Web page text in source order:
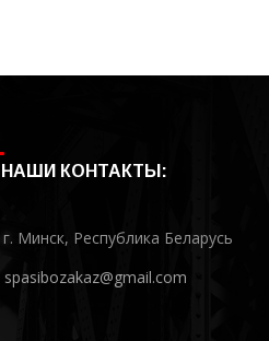
НАШИ КОНТАКТЫ:
г. Минск, Республика Беларусь
spasibozakaz@gmail.com